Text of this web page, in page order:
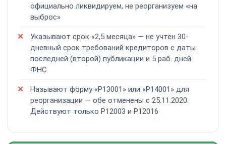
официально ликвидируем, не реорганизуем «на
выброс»
Указывают срок «2,5 месяца» — не учтён 30-
дневный срок требований кредиторов с даты
последней (второй) публикации и 5 раб. дней
ФНС
Называют форму «Р13001» или «Р14001» для
реорганизации — обе отменены с 25.11.2020.
Действуют только Р12003 и Р12016